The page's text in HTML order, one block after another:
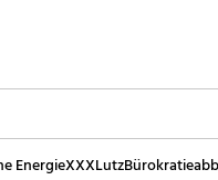
EnergieXXXLutz